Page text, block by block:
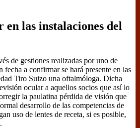
en las instalaciones del
de gestiones realizadas por uno de
fecha a confirmar se hará presente en las
Tiro Suizo una oftalmóloga. Dicha
ocular a aquellos socios que así lo
la paulatina pérdida de visión que
desarrollo de las competencias de
uso de lentes de receta, si es posible,